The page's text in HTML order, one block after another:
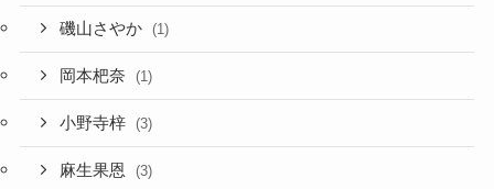
磯山さやか (1)
岡本杷奈 (1)
小野寺梓 (3)
麻生果恩 (3)